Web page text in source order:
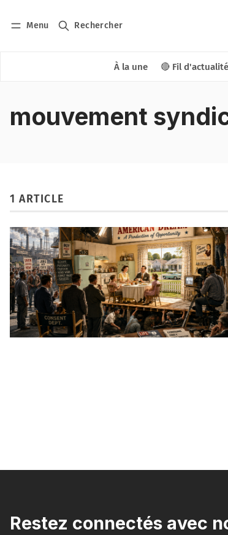
Menu Rechercher
À la une 🔴 Fil d'actualité
mouvement
1 ARTICLE
Restez connectés avec